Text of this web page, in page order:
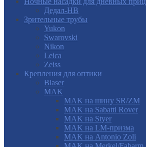
Дедал-НВ
Зрительные трубы
Yukon
Swarovski
Nikon
Leica
Zeiss
Крепления для оптики
Blaser
MAK
MAK на шину SR/ZM
MAK на Sabatti Rover
MAK на Styer
MAK на LM-призма
MAK на Antonio Zoli